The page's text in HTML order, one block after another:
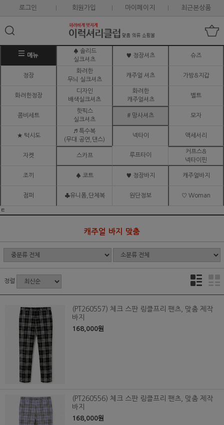
로그인 회원가입 마이페이지 최근본상품
메뉴
♠ 솔리드
실크셔츠
♥ 정장셔츠 슈즈
정장
화려한
무늬 실크셔츠
캐주얼 셔츠 가방&지갑
화려한정장
디자인
배색실크셔츠
화려한
캐주얼셔츠
벨트
콤비세트
핫픽스
실크셔츠
# 망사셔츠 모자
★ 턱시도
♬ 특수복
(무대.공연,댄스)
넥타이 액세서리
자켓 스카프 루프타이
커프스&
넥타이핀
조끼 ♠ 코트 ♥ 정장바지 캐주얼바지
점퍼 ♣유니폼,단체복 원단정보 ♡ Woman
ㅌ
캐주얼 바지 맞춤
정렬
(PT260557) 체크 스판 링클프리 팬츠, 맞춤 제작
바지
168,000원
(PT260556) 체크 스판 링클프리 팬츠, 맞춤 제작
바지
168,000원